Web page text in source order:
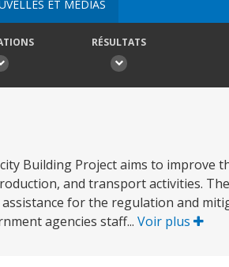
ET MÉDIAS
RÉSULTATS
Building Project aims to improve
and transport activities.
for the regulation and
agencies staff... Voir plus